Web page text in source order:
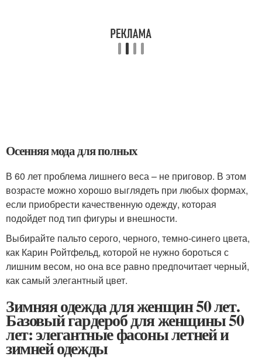
Осенняя мода для полных
В 60 лет проблема лишнего веса – не приговор. В этом
возрасте можно хорошо выглядеть при любых формах,
если приобрести качественную одежду, которая
подойдет под тип фигуры и внешности.
Выбирайте пальто серого, черного, темно-синего цвета,
как Карин Ройтфельд, которой не нужно бороться с
лишним весом, но она все равно предпочитает черный,
как самый элегантный цвет.
Зимняя одежда для женщин 50 лет.
Базовый гардероб для женщины 50
лет: элегантные фасоны летней и
зимней одежды